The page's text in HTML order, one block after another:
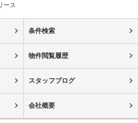
ース
条件検索
物件閲覧履歴
スタッフブログ
会社概要